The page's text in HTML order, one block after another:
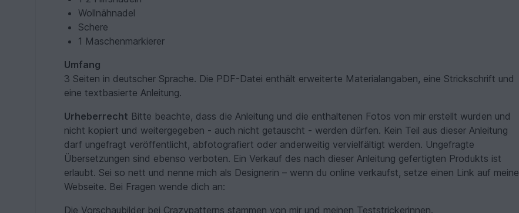
Wollnähnadel
Schere
1 Maschenmarkierer
Umfang
3 Seiten in deutscher Sprache. Die PDF-Datei enthält erweiterte Materialangaben, eine Strickschrift und
eine textbasierte Anleitung.
Urheberrecht Bitte beachte, dass die Anleitung und die enthaltenen Fotos von mir erstellt wurden und
nicht kopiert und weitergegeben - auch nicht getauscht - werden dürfen. Kein Teil aus dieser Anleitung
darf ungefragt veröffentlicht, abfotografiert oder anderweitig vervielfältigt werden. Ungefragte
Übersetzungen sind ebenso verboten. Ein Verkauf des nach dieser Anleitung gefertigten Produkts ist
erlaubt. Sei so nett und nenne mich als Designerin – wenn du online verkaufst, setze einen Link auf meine
Webseite. Bei Fragen wende dich an:
Die Vorschaubilder bei Crazypatterns stammen von mir und meinen Teststrickerinnen.